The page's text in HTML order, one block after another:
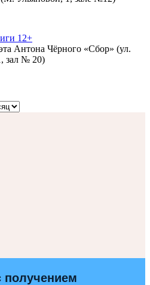
12+
Антона Чёрного «Сбор» (ул.
зал № 20)
получением